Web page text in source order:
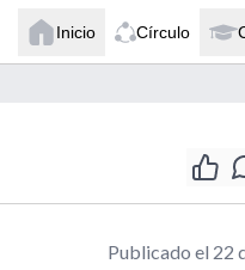
Inicio Círculo
Publicado el 22